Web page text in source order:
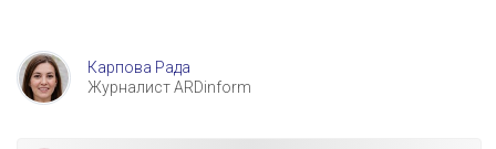
Карпова Рада
Журналист ARDinform